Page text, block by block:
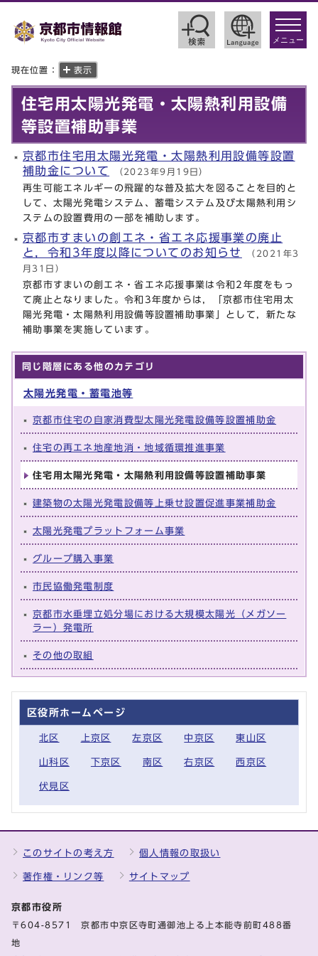
toggle
メニュー
現在位置： 表示
住宅用太陽光発電・太陽熱利用設備
等設置補助事業
京都市住宅用太陽光発電・太陽熱利用設備等設置
補助金について
（2023年9月19日）
再生可能エネルギーの飛躍的な普及拡大を図ることを目的と
して、太陽光発電システム、蓄電システム及び太陽熱利用シ
ステムの設置費用の一部を補助します。
京都市すまいの創エネ・省エネ応援事業の廃止
と，令和3年度以降についてのお知らせ
（2021年3
月31日）
京都市すまいの創エネ・省エネ応援事業は令和2年度をもっ
て廃止となりました。令和3年度からは，「京都市住宅用太
陽光発電・太陽熱利用設備等設置補助事業」として，新たな
補助事業を実施しています。
同じ階層にある他のカテゴリ
太陽光発電・蓄電池等
京都市住宅の自家消費型太陽光発電設備等設置補助金
住宅の再エネ地産地消・地域循環推進事業
住宅用太陽光発電・太陽熱利用設備等設置補助事業
建築物の太陽光発電設備等上乗せ設置促進事業補助金
太陽光発電プラットフォーム事業
グループ購入事業
市民協働発電制度
京都市水垂埋立処分場における大規模太陽光（メガソー
ラー）発電所
その他の取組
区役所ホームページ
北区 上京区 左京区 中京区 東山区
山科区 下京区 南区 右京区 西京区
伏見区
このサイトの考え方 個人情報の取扱い
著作権・リンク等 サイトマップ
京都市役所
〒604-8571 京都市中京区寺町通御池上る上本能寺前町488番
地